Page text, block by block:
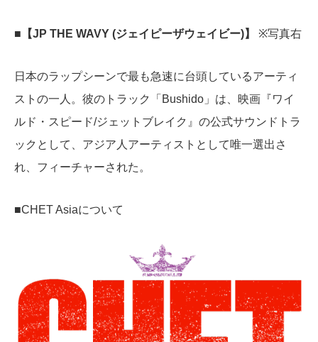
■【JP THE WAVY (ジェイピーザウェイビー)】 ※写真右
日本のラップシーンで最も急速に台頭しているアーティ
ストの一人。彼のトラック「Bushido」は、映画『ワイ
ルド・スピード/ジェットブレイク』の公式サウンドトラ
ックとして、アジア人アーティストとして唯一選出さ
れ、フィーチャーされた。
■CHET Asiaについて